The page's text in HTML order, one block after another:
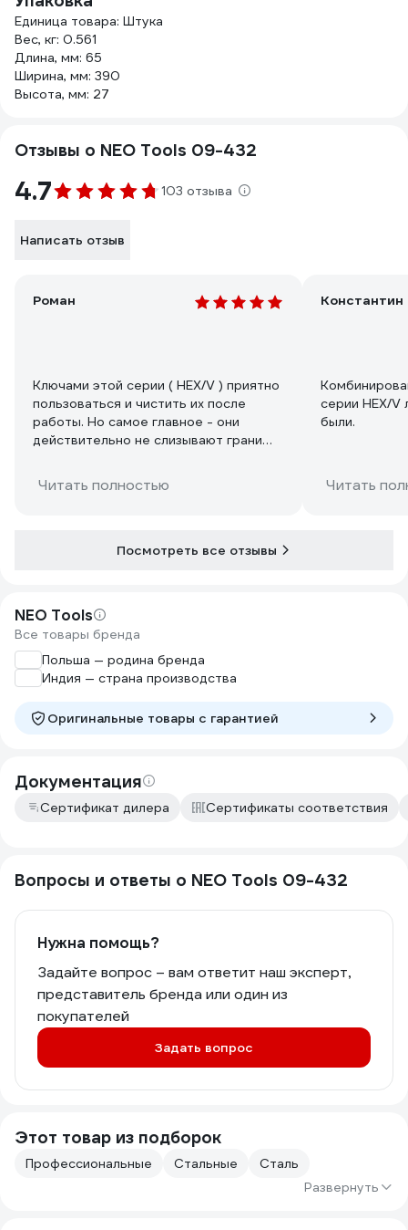
Единица товара: Штука
Вес, кг: 0.561
Длина, мм: 65
Ширина, мм: 390
Высота, мм: 27
Отзывы о NEO Tools 09-432
4.7 103 отзыва
Написать отзыв
Роман
Ключами этой серии ( HEX/V ) приятно
пользоваться и чистить их после
работы. Но самое главное - они
действительно не слизывают грани
шестигранной формы. Прикладываю
фото, где наглядно видно разницу с
касается, а ключ HEX/V за четыре
обычным 12-гранным ключем.
Читать полностью
Константин
серии HEX/V
были.
Читать
Посмотреть все отзывы
NEO Tools
Все товары бренда
Польша — родина бренда
Индия — страна производства
Оригинальные товары c гарантией
Документация
Сертификат дилера Сертификаты соответствия
Вопросы и ответы о NEO Tools 09-432
Нужна помощь?
Задайте вопрос – вам ответит наш эксперт,
представитель бренда или один из
покупателей
Задать вопрос
Этот товар из подборок
Профессиональные Стальные
Сталь
Развернуть